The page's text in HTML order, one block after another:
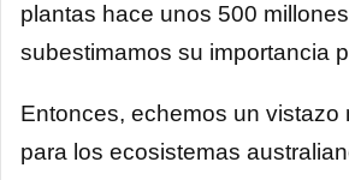
plantas hace unos 500
subestimamos su importancia
Entonces, echemos un
para los ecosistemas